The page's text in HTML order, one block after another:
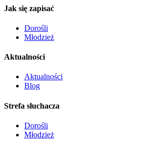
Jak się zapisać
Dorośli
Młodzież
Aktualności
Aktualności
Blog
Strefa słuchacza
Dorośli
Młodzież